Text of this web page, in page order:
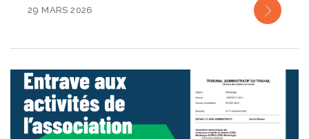
29 MARS 2026